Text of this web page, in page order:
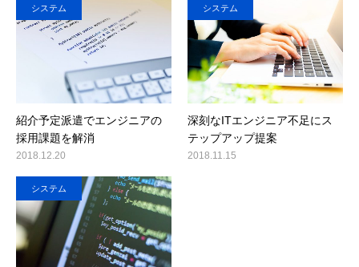
システム
紹介予定派遣でエンジニアの
採用課題を解消
2018.12.20
システム
深刻なITエンジニア不足にス
テップアップ提案
2018.11.15
システム